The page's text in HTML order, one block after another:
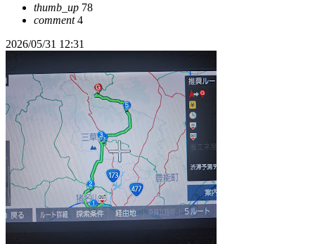
thumb_up 78
comment4
2026/05/31 12:31